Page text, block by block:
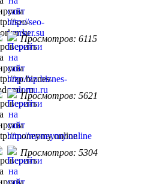
Просмотров: 6115
Просмотров: 5621
Просмотров: 5304